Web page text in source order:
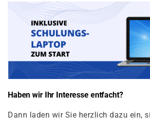
Haben wir Ihr Interesse entfacht?
Dann laden wir Sie herzlich dazu ein,